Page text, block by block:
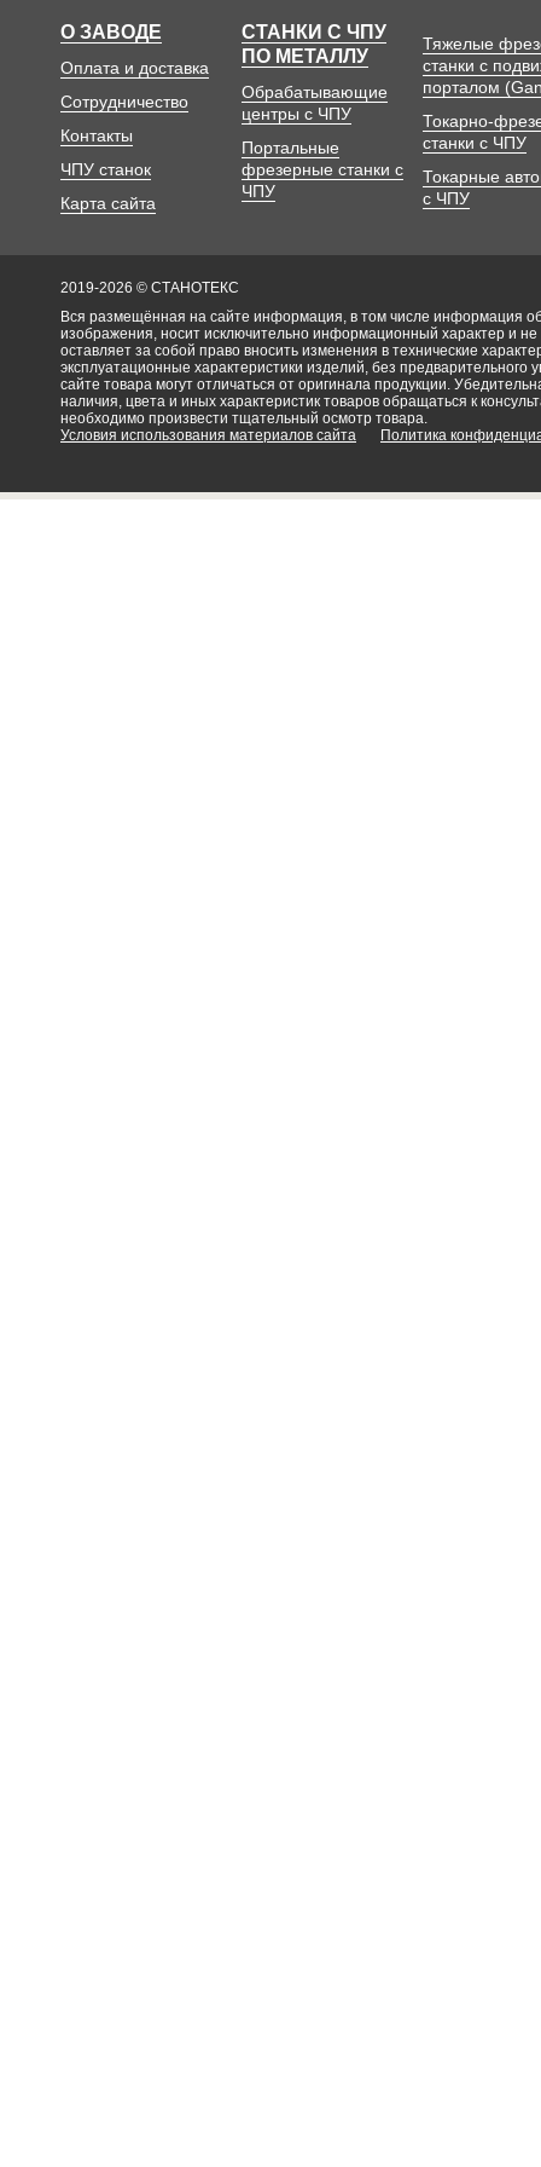
О ЗАВОДЕ
Оплата и доставка
Сотрудничество
Контакты
ЧПУ станок
Карта сайта
СТАНКИ С ЧПУ
ПО МЕТАЛЛУ
Обрабатывающие
центры с ЧПУ
Портальные
фрезерные станки с
ЧПУ
Тяжелые
станки с
порталом
Токарно-
станки с ЧПУ
Токарные
с ЧПУ
2019-2026 © СТАНОТЕКС
Вся размещённая на сайте информация, в том числе информация об
изображения, носит исключительно информационный характер и
оставляет за собой право вносить изменения в технические
эксплуатационные характеристики изделий, без
сайте товара могут отличаться от оригинала продукции.
наличия, цвета и иных характеристик товаров обращаться к
необходимо произвести тщательный осмотр товара.
Условия использования материалов сайта
Политика